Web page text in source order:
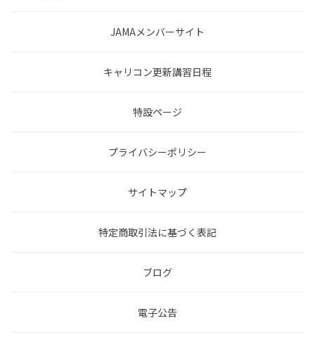
JAMAメンバーサイト
キャリコン更新講習日程
特設ページ
プライバシーポリシー
サイトマップ
特定商取引法に基づく表記
ブログ
電子公告